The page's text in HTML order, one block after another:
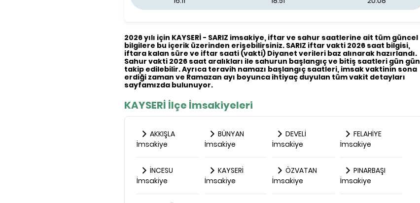
2026 yılı için KAYSERİ - SARIZ imsakiye, iftar ve sahur saatlerine ait tüm güncel
bilgilere bu içerik üzerinden erişebilirsiniz. SARIZ iftar vakti 2026 saat bilgisi,
iftara kalan süre ve iftar saati (vakti) Diyanet verileri baz alınarak hazırlandı.
Sahur vakti 2026 saat aralıkları ile sahurun başlangıç ve bitiş saatleri gün gün
takip edilebilir. Ayrıca teravih namazı başlangıç saatleri, imsak vaktinin sona
erdiği zaman ve Ramazan ayı boyunca ihtiyaç duyulan tüm vakit detayları
sayfamızda bulunuyor.
KAYSERİ İlçe İmsakiyeleri
AKKIŞLA
İmsakiye
BÜNYAN
İmsakiye
DEVELİ
İmsakiye
FELAHİYE
İmsakiye
İNCESU
İmsakiye
KAYSERİ
İmsakiye
ÖZVATAN
İmsakiye
PINARBAŞI
İmsakiye